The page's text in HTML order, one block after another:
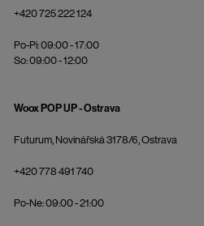
+420 725 222 124
Po-Pi: 09:00 - 17:00
So: 09:00 - 12:00
Woox POP UP - Ostrava
Futurum, Novinářská 3178/6, Ostrava
+420 778 491 740
Po-Ne: 09:00 - 21:00